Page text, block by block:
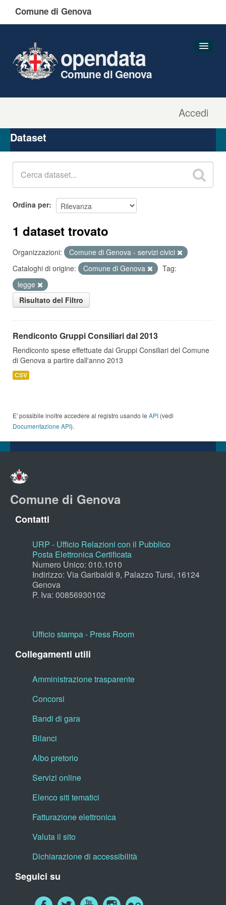
Comune di Genova
Accedi
opendata
Comune di Genova
Organizzazioni
Gruppi
Dataset
Ordina per
1 dataset trovato
Organizzazioni:
Comune di Genova - servizi civici
Cataloghi di origine:
Comune di Genova
Tag:
legge
Risultato del Filtro
Rendiconto Gruppi Consiliari dal 2013
Rendiconto spese effettuate dai Gruppi Consiliari del Comune
di Genova a partire dall'anno 2013
CSV
E' possibile inoltre accedere al registro usando le API (vedi
Documentazione API).
Comune di Genova
Contatti
URP - Ufficio Relazioni con il Pubblico
Posta Elettronica Certificata
Numero Unico: 010.1010
Indirizzo: Via Garibaldi 9, Palazzo Tursi, 16124
Genova
P. Iva: 00856930102
Ufficio stampa - Press Room
Collegamenti utili
Amministrazione trasparente
Concorsi
Bandi di gara
Bilanci
Albo pretorio
Servizi online
Elenco siti tematici
Fatturazione elettronica
Valuta il sito
Dichiarazione di accessibilità
Seguici su